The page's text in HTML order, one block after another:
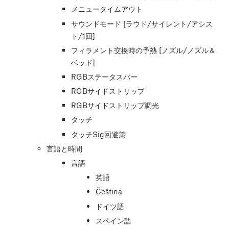
メニュータイムアウト
サウンドモード [ラウド/サイレント/アシス
ト/1回]
フィラメント交換時の予熱 [ノズル/ノズル＆
ベッド]
RGBステータスバー
RGBサイドストリップ
RGBサイドストリップ調光
タッチ
タッチSig回避策
言語と時間
言語
英語
Čeština
ドイツ語
スペイン語